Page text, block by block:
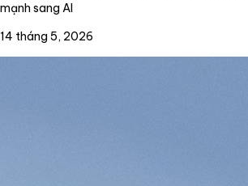
mạnh sang AI
14 tháng 5, 2026